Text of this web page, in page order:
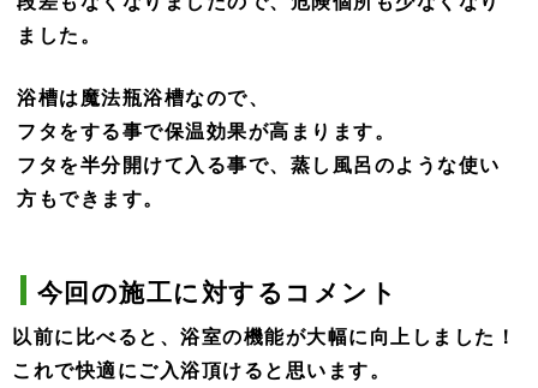
ました。
浴槽は魔法瓶浴槽なので、
フタをする事で保温効果が高まります。
フタを半分開けて入る事で、蒸し風呂のような使い
方もできます。
今回の施工に対するコメント
以前に比べると、浴室の機能が大幅に向上しました！
これで快適にご入浴頂けると思います。